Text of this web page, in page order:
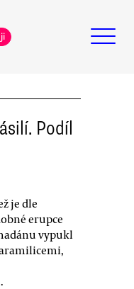
Podíl
je dle
erupce
vypukl